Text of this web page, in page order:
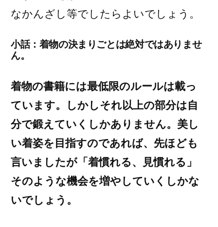
なかんざし等でしたらよいでしょう。
小話：着物の決まりごとは絶対ではありませ
ん。
着物の書籍には最低限のルールは載っ
ています。しかしそれ以上の部分は自
分で鍛えていくしかありません。美し
い着姿を目指すのであれば、先ほども
言いましたが「着慣れる、見慣れる」
そのような機会を増やしていくしかな
いでしょう。